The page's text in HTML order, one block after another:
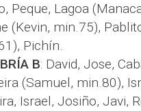
Peque, Lagoa
(Kevin, min.75),
Pichín.
B: David, Jose,
(Samuel, min.80),
Israel, Josiño, Javi,